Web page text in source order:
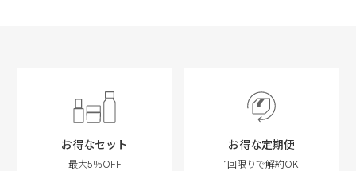
お得なセット
最大5％OFF
お得な定期便
1回限りで解約OK